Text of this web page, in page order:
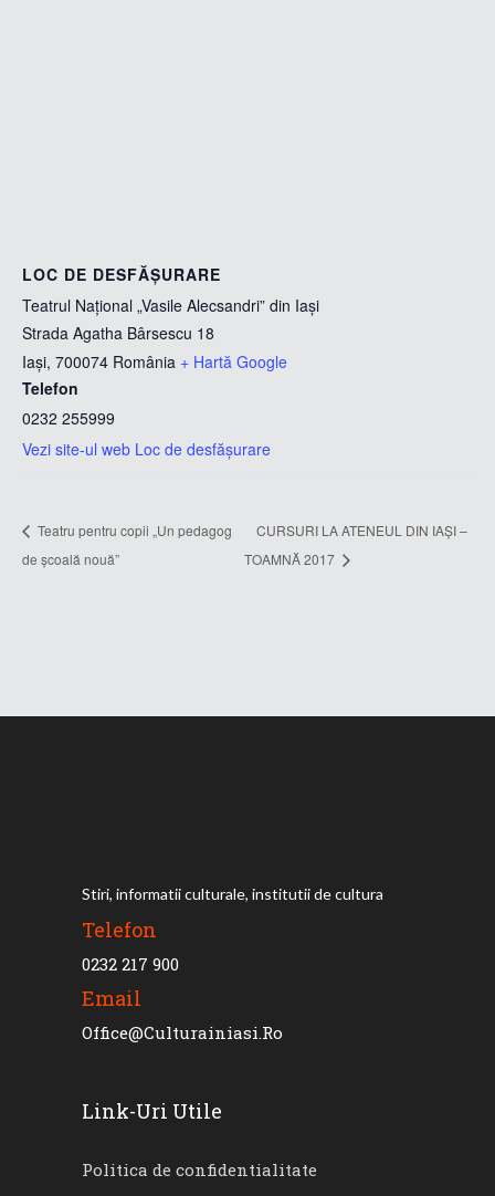
LOC DE DESFĂȘURARE
Teatrul Național „Vasile Alecsandri” din Iași
Strada Agatha Bârsescu 18
Iași, 700074 România + Hartă Google
Telefon
0232 255999
Vezi site-ul web Loc de desfășurare
Teatru pentru copii „Un pedagog
de școală nouă”
CURSURI LA ATENEUL DIN IAȘI –
TOAMNĂ 2017
Stiri, informatii culturale, institutii de cultura
Telefon
0232 217 900
Email
Office@culturainiasi.ro
Link-Uri Utile
Politica de confidentialitate